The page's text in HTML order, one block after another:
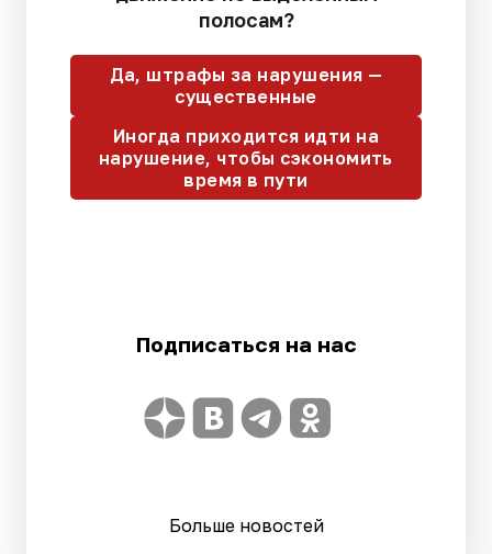
полосам?
Да, штрафы за нарушения —
существенные
Иногда приходится идти на
нарушение, чтобы сэкономить
время в пути
Подписаться на нас
Больше новостей